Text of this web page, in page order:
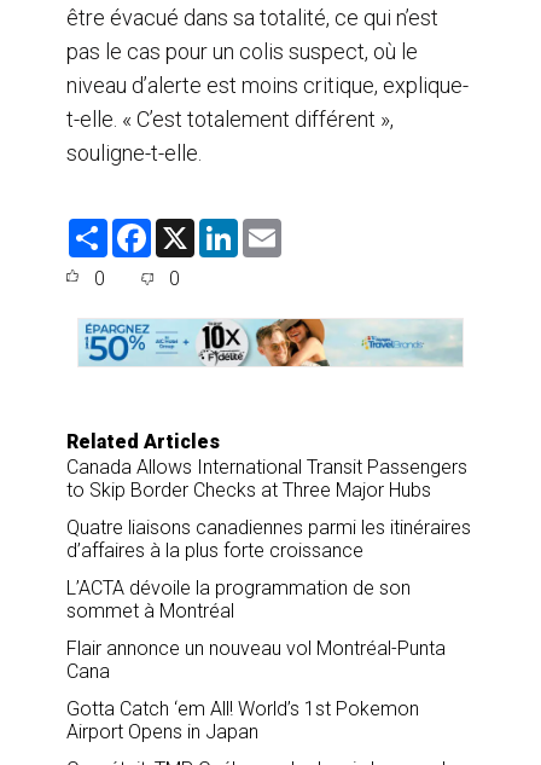
être évacué dans sa totalité, ce qui n’est
pas le cas pour un colis suspect, où le
niveau d’alerte est moins critique, explique-
t-elle. « C’est totalement différent »,
souligne-t-elle.
S
F
e
o
o
k
X
L
d
I
n
0 0
Related Articles
Canada Allows International Transit Passengers
to Skip Border Checks at Three Major Hubs
Quatre liaisons canadiennes parmi les itinéraires
d’affaires à la plus forte croissance
L’ACTA dévoile la programmation de son
sommet à Montréal
Flair annonce un nouveau vol Montréal-Punta
Cana
Gotta Catch ‘em All! World’s 1st Pokemon
Airport Opens in Japan